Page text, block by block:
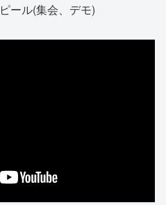
ール(集会、デモ)